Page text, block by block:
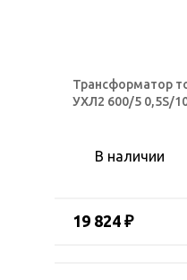
Трансформатор
УХЛ2 600/5 0,5S/
В наличии
19 824 ₽